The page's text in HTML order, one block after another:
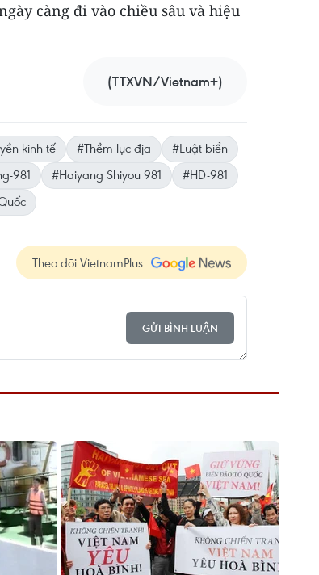
càng đi vào chiều sâu và hiệu
(TTXVN/Vietnam+)
kinh tế #Thềm lục địa
#Luật biển
981 #Haiyang Shiyou 981
#HD-981
Theo dõi VietnamPlus
GỬI BÌNH LUẬN